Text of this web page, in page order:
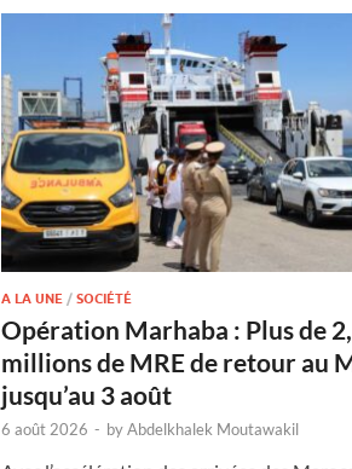
A LA UNE /SOCIÉTÉ
Opération Marhaba : Plus de
millions de MRE de retour au
jusqu’au 3 août
6 août 2026 - byAbdelkhalek Moutawakil